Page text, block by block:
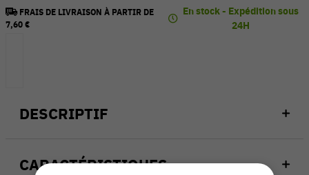
DESCRIPTIF
CARACTÉRISTIQUES
FRAIS DE LIVRAISON À PARTIR DE
7,60 €
En stock - Expédition sous
24H